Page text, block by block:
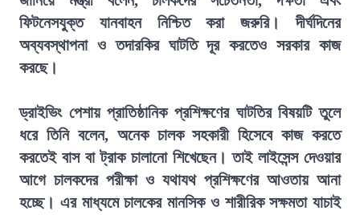
ফিটনেসযুক্ত যানবাহন নিশ্চিত করা জরুরি। দীর্ঘদিনের
অব্যবস্থাপনা ও তদারকির ঘাটতি দূর করতেও সরকার কাজ
করছে।
ড্রাইভিং পেশায় প্রাতিষ্ঠানিক প্রশিক্ষণের ঘাটতির বিষয়টি তুলে
ধরে তিনি বলেন, অনেক চালক সহকারী হিসেবে কাজ করতে
করতেই বাস বা ট্রাক চালানো শিখেছেন। তাই লাইসেন্স দেওয়ার
আগে চালকদের পরীক্ষা ও যথাযথ প্রশিক্ষণের আওতায় আনা
হচ্ছে। এর মাধ্যমে চালকের মানসিক ও শারীরিক সক্ষমতা যাচাই